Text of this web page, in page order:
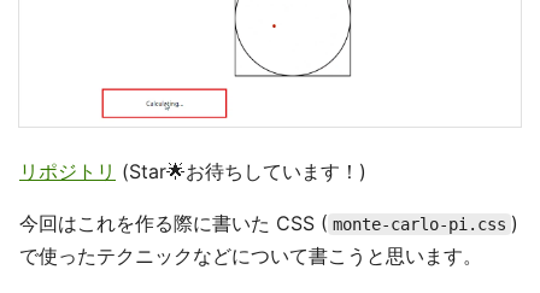
リポジトリ (Star🌟お待ちしています！)
今回はこれを作る際に書いた CSS ( monte-carlo-pi.css )
で使ったテクニックなどについて書こうと思います。